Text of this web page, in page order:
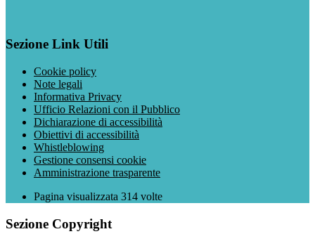
Sezione Link Utili
Cookie policy
Note legali
Informativa Privacy
Ufficio Relazioni con il Pubblico
Dichiarazione di accessibilità
Obiettivi di accessibilità
Whistleblowing
Gestione consensi cookie
Amministrazione trasparente
Pagina visualizzata 314 volte
Sezione Copyright